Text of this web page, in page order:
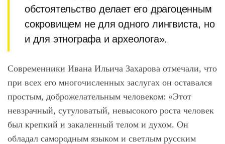
обстоятельство делает его драгоценным
сокровищем не для одного лингвиста, но
и для этнографа и археолога».
Современники Ивана Ильича Захарова отмечали, что
при всех его многочисленных заслугах он оставался
простым, доброжелательным человеком: «Этот
невзрачный, сутуловатый, невысокого роста человек
был крепкий и закаленный телом и духом. Он
обладал самородным языком и светлым русским